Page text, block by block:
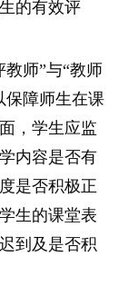
的有效评
师”与“教师
保障师生在课
，学生应监
内容是否有
是否积极正
生的课堂表
到及是否积